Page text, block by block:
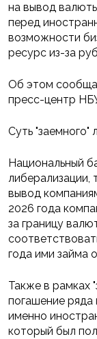
на вывод
перед
возможности
ресурс из-за
Об этом
пресс-центр
Суть "заемного"
Национальный
либерализации,
вывод
2026 года
за границу
года ими займа
Также в рамках
погашение
именно
который был